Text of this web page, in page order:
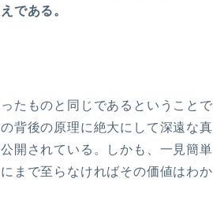
である。
たものと同じであるということで
背後の原理に絶大にして深遠な真
開されている。しかも、一見簡単
まで至らなければその価値はわか